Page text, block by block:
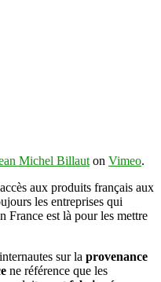
Michel Billaut on Vimeo.
aux produits français aux
les entreprises qui
est là pour les mettre
sur la provenance
ne référence que les